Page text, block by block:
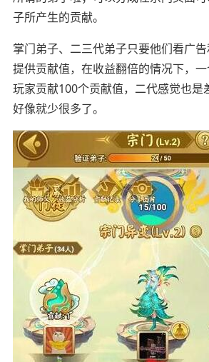
子所产生的贡献。
掌门弟子、二三代弟子只要他们看广
提供贡献值，在收益翻倍的情况下，
玩家贡献100个贡献值，二代感觉也是
好像就少很多了。